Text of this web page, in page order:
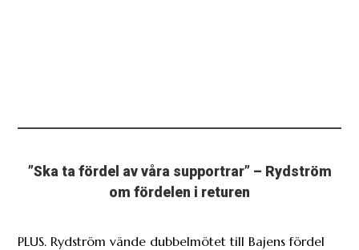
”Ska ta fördel av våra supportrar” – Rydström
om fördelen i returen
PLUS. Rydström vände dubbelmötet till Bajens fördel